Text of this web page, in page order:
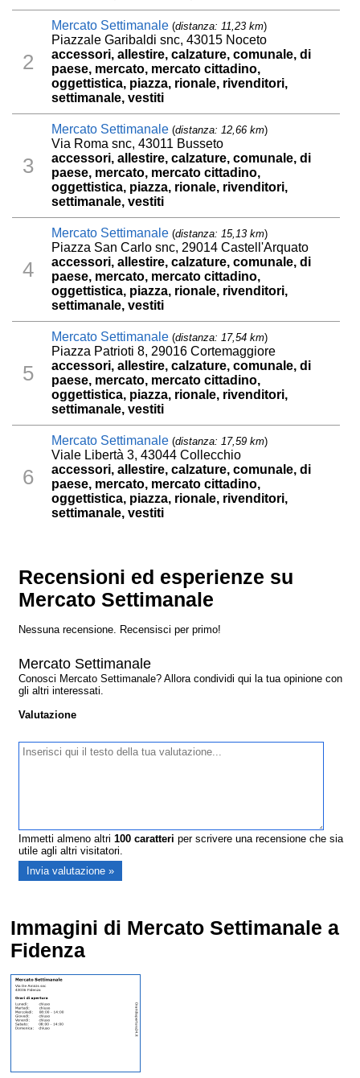
2
Mercato Settimanale (distanza: 11,23 km)
Piazzale Garibaldi snc, 43015 Noceto
accessori, allestire, calzature, comunale, di
paese, mercato, mercato cittadino,
oggettistica, piazza, rionale, rivenditori,
settimanale, vestiti
3
Mercato Settimanale (distanza: 12,66 km)
Via Roma snc, 43011 Busseto
accessori, allestire, calzature, comunale, di
paese, mercato, mercato cittadino,
oggettistica, piazza, rionale, rivenditori,
settimanale, vestiti
4
Mercato Settimanale (distanza: 15,13 km)
Piazza San Carlo snc, 29014 Castell'Arquato
accessori, allestire, calzature, comunale, di
paese, mercato, mercato cittadino,
oggettistica, piazza, rionale, rivenditori,
settimanale, vestiti
5
Mercato Settimanale (distanza: 17,54 km)
Piazza Patrioti 8, 29016 Cortemaggiore
accessori, allestire, calzature, comunale, di
paese, mercato, mercato cittadino,
oggettistica, piazza, rionale, rivenditori,
settimanale, vestiti
6
Mercato Settimanale (distanza: 17,59 km)
Viale Libertà 3, 43044 Collecchio
accessori, allestire, calzature, comunale, di
paese, mercato, mercato cittadino,
oggettistica, piazza, rionale, rivenditori,
settimanale, vestiti
Recensioni ed esperienze su
Mercato Settimanale
Nessuna recensione. Recensisci per primo!
Mercato Settimanale
Conosci Mercato Settimanale? Allora condividi qui la tua opinione con
gli altri interessati.
Valutazione
Immetti almeno altri100 caratteri per scrivere una recensione che sia
utile agli altri visitatori.
Immagini di Mercato Settimanale a
Fidenza